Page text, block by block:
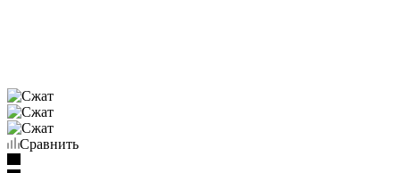
Сравнить